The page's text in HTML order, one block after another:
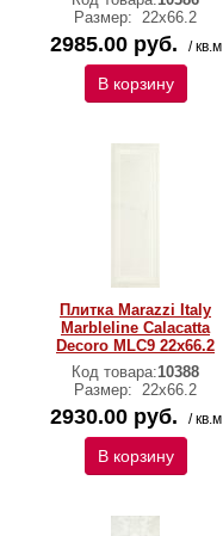
Размер: 22х66.2
2985.00 руб. / кв.м
В корзину
Плитка Marazzi Italy
Marbleline Calacatta
Decoro MLC9 22х66.2
Код товара:10388
Размер: 22х66.2
2930.00 руб. / кв.м
В корзину